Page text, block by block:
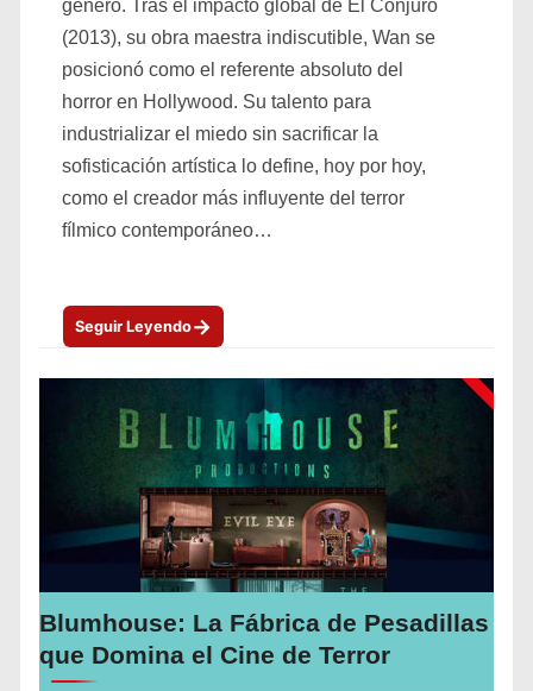
género. Tras el impacto global de El Conjuro
(2013), su obra maestra indiscutible, Wan se
posicionó como el referente absoluto del
horror en Hollywood. Su talento para
industrializar el miedo sin sacrificar la
sofisticación artística lo define, hoy por hoy,
como el creador más influyente del terror
fílmico contemporáneo…
Seguir Leyendo→
Blumhouse: La Fábrica de Pesadillas
que Domina el Cine de Terror